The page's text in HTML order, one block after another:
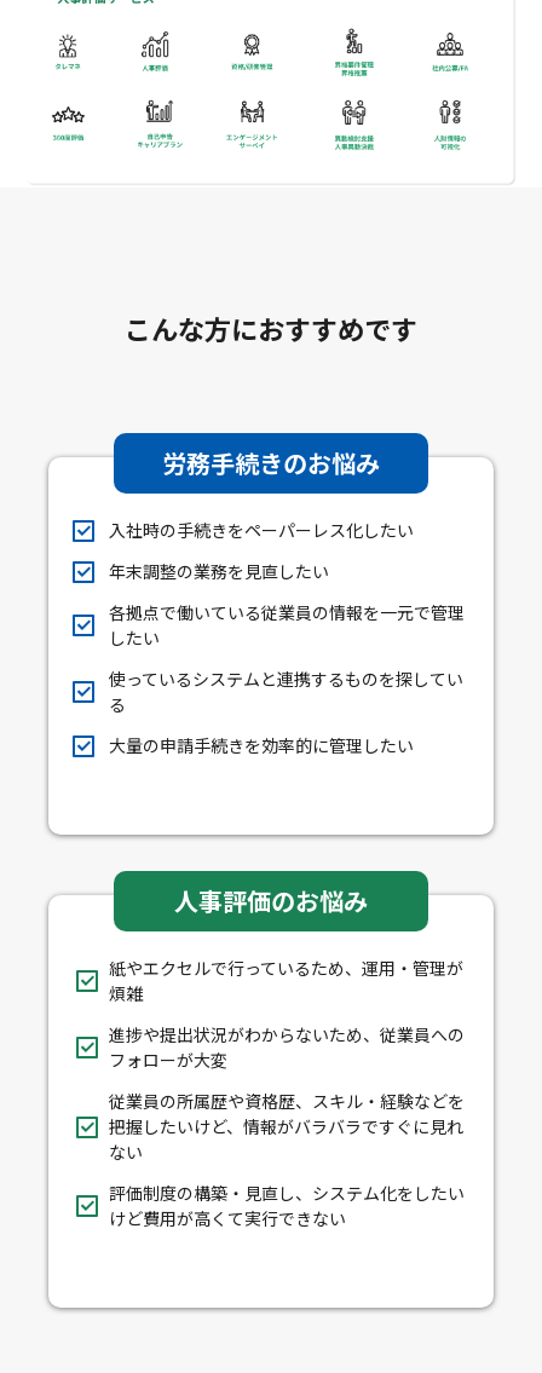
こんな方におすすめです
労務手続きのお悩み
入社時の手続きをペーパーレス化したい
年末調整の業務を見直したい
各拠点で働いている従業員の情報を一元で管理
したい
使っているシステムと連携するものを探してい
る
大量の申請手続きを効率的に管理したい
人事評価のお悩み
紙やエクセルで行っているため、運用・管理が
煩雑
進捗や提出状況がわからないため、従業員への
フォローが大変
従業員の所属歴や資格歴、スキル・経験などを
把握したいけど、情報がバラバラですぐに見れ
ない
評価制度の構築・見直し、システム化をしたい
けど費用が高くて実行できない